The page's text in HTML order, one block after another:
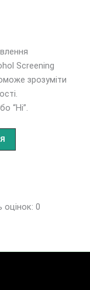
Screening
зрозуміти
“Ні”.
оцінок: 0